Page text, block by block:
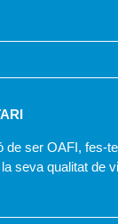
de ser OAFI, fes-
seva qualitat de